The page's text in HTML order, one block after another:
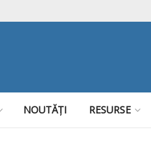
NOUTĂȚI RESURSE